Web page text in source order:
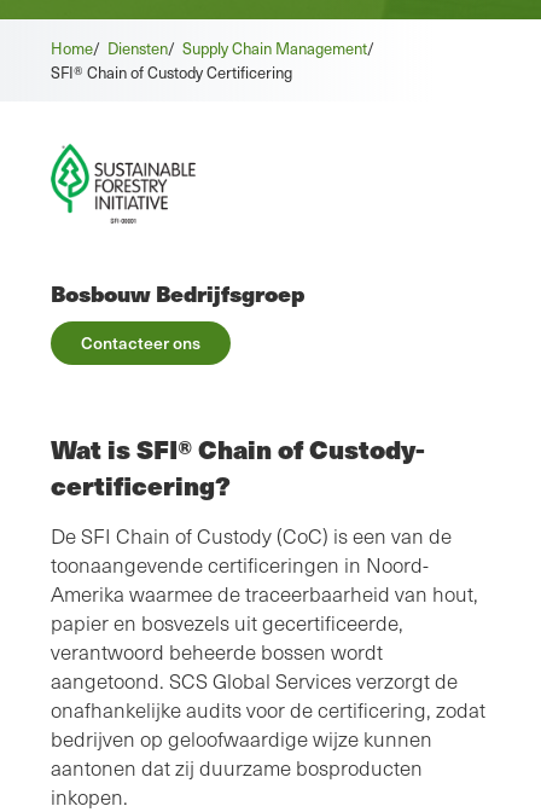
Home/ Diensten/ Supply Chain Management/
SFI® Chain of Custody Certificering
Bosbouw Bedrijfsgroep
Contacteer ons
Wat is SFI® Chain of Custody-
certificering?
De SFI Chain of Custody (CoC) is een van de
toonaangevende certificeringen in Noord-
Amerika waarmee de traceerbaarheid van hout,
papier en bosvezels uit gecertificeerde,
verantwoord beheerde bossen wordt
aangetoond. SCS Global Services verzorgt de
onafhankelijke audits voor de certificering, zodat
bedrijven op geloofwaardige wijze kunnen
aantonen dat zij duurzame bosproducten
inkopen.